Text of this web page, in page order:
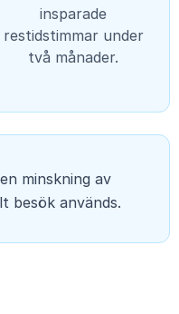
in­spa­rade
restidstimmar under
två månader.
minskning av
besök används.